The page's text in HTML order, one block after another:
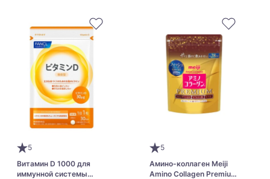
5
Витамин D 1000 для
иммунной системы
5
Амино-коллаген Meiji
Amino Collagen Premium